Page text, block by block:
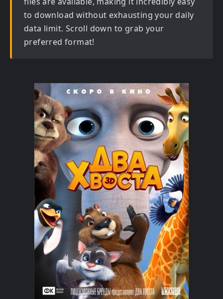
to download without exhausting your daily
data limit. Scroll down to grab your
preferred format!